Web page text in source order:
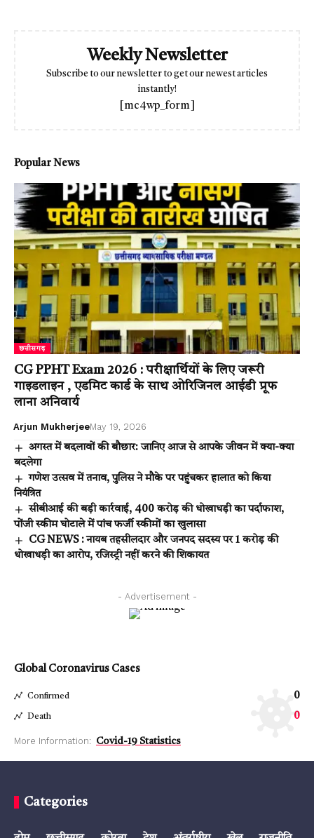
Weekly Newsletter
Subscribe to our newsletter to get our newest articles
instantly!
[mc4wp_form]
Popular News
छत्तीसगढ़
CG PPHT Exam 2026 : परीक्षार्थियों के लिए जरूरी
गाइडलाइन , एडमिट कार्ड के साथ ओरिजिनल आईडी प्रूफ
लाना अनिवार्य
Arjun MukherjeeMay 19, 2026
अगस्त में बदलावों की बौछार: जानिए आज से आपके जीवन में क्या-क्या
बदलेगा
गणेश उत्सव में तनाव, पुलिस ने मौके पर पहुंचकर हालात को किया
नियंत्रित
सीबीआई की बड़ी कार्रवाई, 400 करोड़ की धोखाधड़ी का पर्दाफाश,
पोंजी स्कीम घोटाले में पांच फर्जी स्कीमों का खुलासा
CG NEWS : नायब तहसीलदार और जनपद सदस्य पर ₹1 करोड़ की
धोखाधड़ी का आरोप, रजिस्ट्री नहीं करने की शिकायत
- Advertisement -
Global Coronavirus Cases
Confirmed 0
Death 0
More Information: Covid-19 Statistics
Categories